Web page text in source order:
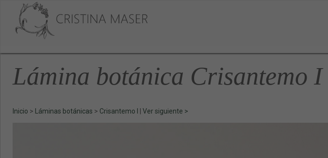
Lámina botánica Crisantemo I
Inicio > Láminas botánicas > Crisantemo I Ver siguiente >